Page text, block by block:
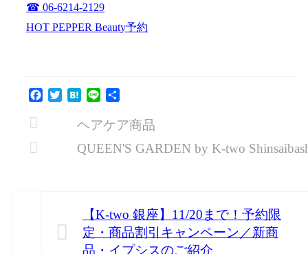
☎ 06-6214-2129
HOT PEPPER Beauty予約
FacebookTwitterHatenaLine
ヘアケア商品
QUEEN'S GARDEN by K-two
【K-two 銀座】11/20まで！予約限
定・商品割引キャンペーン／新商
品・イプシスのご紹介